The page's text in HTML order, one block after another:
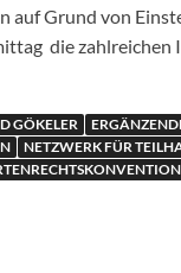
auf Grund von
die zahlreichen
GÖKELER
NETZWERK FÜR